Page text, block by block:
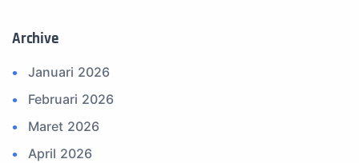
13. Satuan Karya Dirgantara - Pramuka
Archive
Januari 2026
Februari 2026
Maret 2026
April 2026